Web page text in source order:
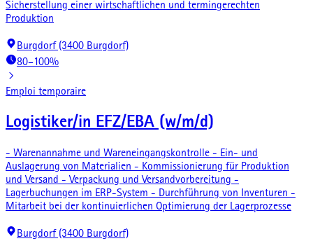
Sicherstellung einer wirtschaftlichen und termingerechten
Produktion
Burgdorf (3400 Burgdorf)
80–100%
Emploi temporaire
Logistiker/in EFZ/EBA (w/m/d)
- Warenannahme und Wareneingangskontrolle - Ein- und
Auslagerung von Materialien - Kommissionierung für Produktion
und Versand - Verpackung und Versandvorbereitung -
Lagerbuchungen im ERP-System - Durchführung von Inventuren -
Mitarbeit bei der kontinuierlichen Optimierung der Lagerprozesse
Burgdorf (3400 Burgdorf)